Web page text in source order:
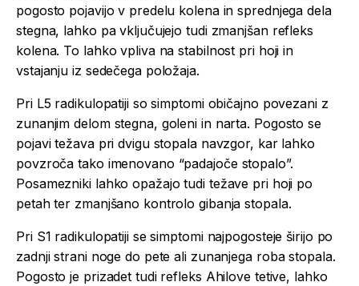
pogosto pojavijo v predelu kolena in sprednjega dela
stegna, lahko pa vključujejo tudi zmanjšan refleks
kolena. To lahko vpliva na stabilnost pri hoji in
vstajanju iz sedečega položaja.
Pri L5 radikulopatiji so simptomi običajno povezani z
zunanjim delom stegna, goleni in narta. Pogosto se
pojavi težava pri dvigu stopala navzgor, kar lahko
povzroča tako imenovano “padajoče stopalo”.
Posamezniki lahko opažajo tudi težave pri hoji po
petah ter zmanjšano kontrolo gibanja stopala.
Pri S1 radikulopatiji se simptomi najpogosteje širijo po
zadnji strani noge do pete ali zunanjega roba stopala.
Pogosto je prizadet tudi refleks Ahilove tetive, lahko